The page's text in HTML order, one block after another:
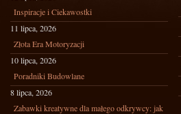
Inspiracje i Ciekawostki
11 lipca, 2026
Złota Era Motoryzacji
10 lipca, 2026
Poradniki Budowlane
8 lipca, 2026
Zabawki kreatywne dla małego odkrywcy: jak